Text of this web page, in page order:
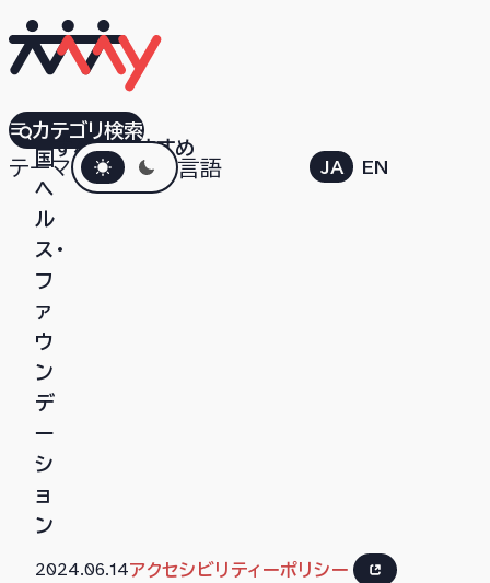
すべておすすめ
テーマダークモード言語 JA EN
カテゴリ検索
英
国
ヘ
ル
ス・
フ
ァ
ウ
ン
デ
ー
シ
ョ
ン
2024.06.14アクセシビリティーポリシー